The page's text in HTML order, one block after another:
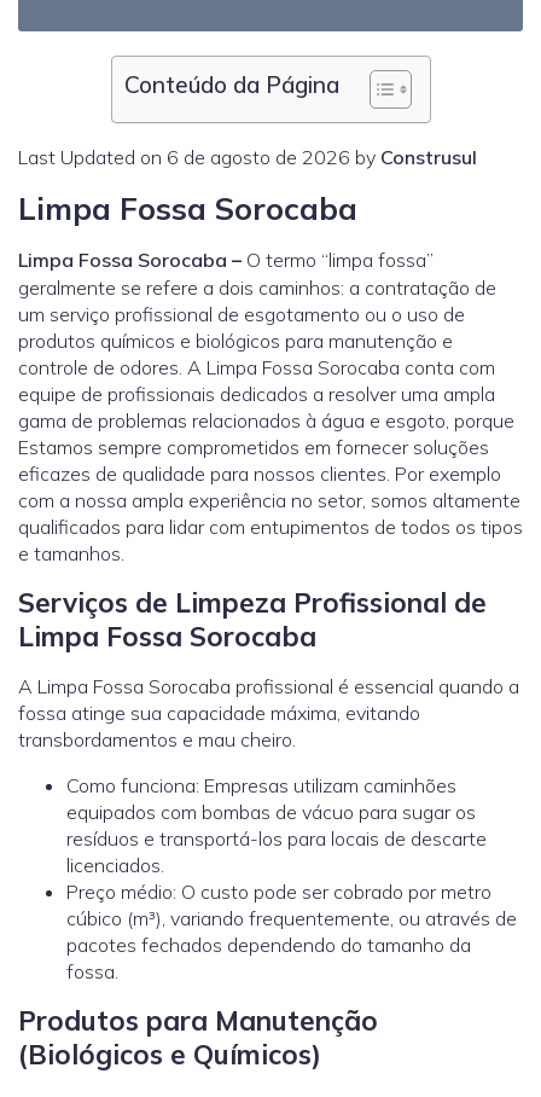
Conteúdo da Página
Last Updated on 6 de agosto de 2026 by Construsul
Limpa Fossa Sorocaba
Limpa Fossa Sorocaba – O termo “limpa fossa”
geralmente se refere a dois caminhos: a contratação de
um serviço profissional de esgotamento ou o uso de
produtos químicos e biológicos para manutenção e
controle de odores. A Limpa Fossa Sorocaba conta com
equipe de profissionais dedicados a resolver uma ampla
gama de problemas relacionados à água e esgoto, porque
Estamos sempre comprometidos em fornecer soluções
eficazes de qualidade para nossos clientes. Por exemplo
com a nossa ampla experiência no setor, somos altamente
qualificados para lidar com entupimentos de todos os tipos
e tamanhos.
Serviços de Limpeza Profissional de
Limpa Fossa Sorocaba
A Limpa Fossa Sorocaba profissional é essencial quando a
fossa atinge sua capacidade máxima, evitando
transbordamentos e mau cheiro.
Como funciona: Empresas utilizam caminhões
equipados com bombas de vácuo para sugar os
resíduos e transportá-los para locais de descarte
licenciados.
Preço médio: O custo pode ser cobrado por metro
cúbico (m³), variando frequentemente, ou através de
pacotes fechados dependendo do tamanho da
fossa.
Produtos para Manutenção
(Biológicos e Químicos)